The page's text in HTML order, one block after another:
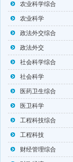
农业科学综合
农业科学
政法外交综合
政法外交
社会科学综合
社会科学
医药卫生综合
医卫科学
工程科技综合
工程科技
财经管理综合